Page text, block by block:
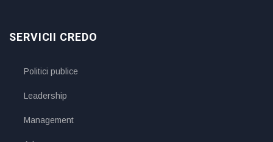
SERVICII CREDO
Politici publice
Leadership
Management